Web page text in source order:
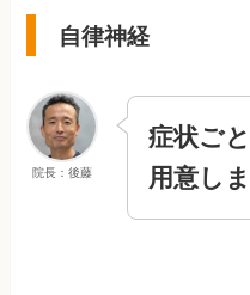
自律神経
院長：後藤
症状ご
用意し